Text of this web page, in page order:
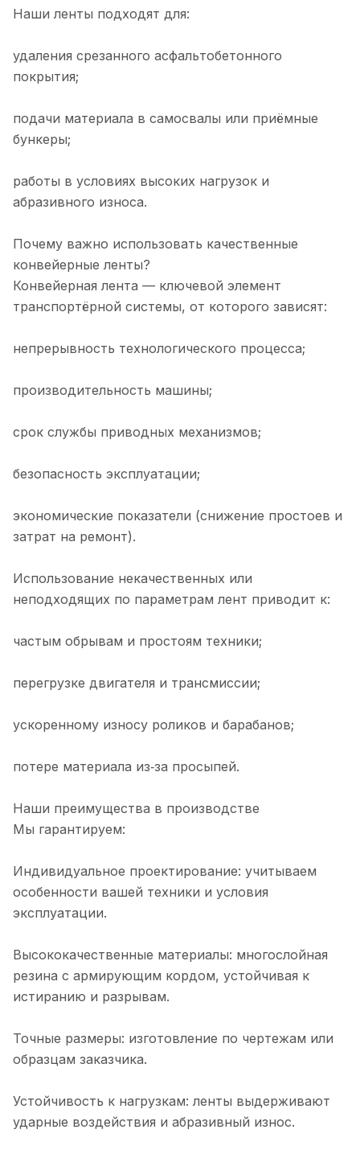
Наши ленты подходят для:
удаления срезанного асфальтобетонного
покрытия;
подачи материала в самосвалы или приёмные
бункеры;
работы в условиях высоких нагрузок и
абразивного износа.
Почему важно использовать качественные
конвейерные ленты?
Конвейерная лента — ключевой элемент
транспортёрной системы, от которого зависят:
непрерывность технологического процесса;
производительность машины;
срок службы приводных механизмов;
безопасность эксплуатации;
экономические показатели (снижение простоев и
затрат на ремонт).
Использование некачественных или
неподходящих по параметрам лент приводит к:
частым обрывам и простоям техники;
перегрузке двигателя и трансмиссии;
ускоренному износу роликов и барабанов;
потере материала из‑за просыпей.
Наши преимущества в производстве
Мы гарантируем:
Индивидуальное проектирование: учитываем
особенности вашей техники и условия
эксплуатации.
Высококачественные материалы: многослойная
резина с армирующим кордом, устойчивая к
истиранию и разрывам.
Точные размеры: изготовление по чертежам или
образцам заказчика.
Устойчивость к нагрузкам: ленты выдерживают
ударные воздействия и абразивный износ.